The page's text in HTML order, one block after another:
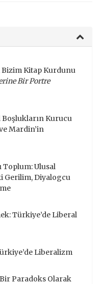
Kitap Kurdunu
Bir Portre
Boşlukların Kurucu
Mardin’in
Toplum: Ulusal
Gerilim, Diyalogcu
Türkiye’de Liberal
Liberalizm
Paradoks Olarak